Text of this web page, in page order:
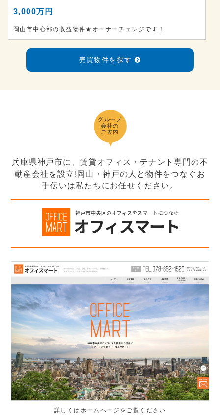
3,000万円
岡山市中心部の収益物件★オーナーチェンジです！
売買物件を探す
グループ
会社の
ご案内
兵庫県神戸市に、賃貸オフィス・テナント専門の不
動産会社を設立!岡山・神戸の人と物件をつなぐお
手伝いは私たちにお任せください。
詳しくはホームページをご覧ください